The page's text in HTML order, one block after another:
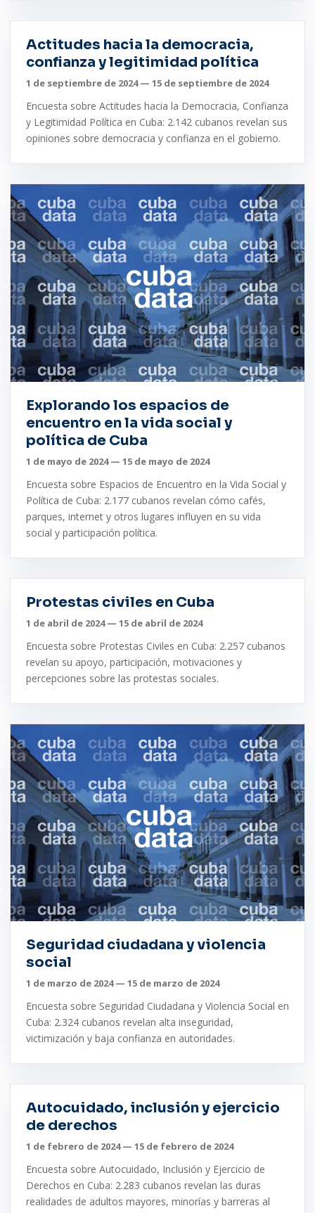
Actitudes hacia la democracia,
confianza y legitimidad política
1 de septiembre de 2024 — 15 de septiembre de 2024
Encuesta sobre Actitudes hacia la Democracia, Confianza
y Legitimidad Política en Cuba: 2.142 cubanos revelan sus
opiniones sobre democracia y confianza en el gobierno.
Explorando los espacios de
encuentro en la vida social y
política de Cuba
1 de mayo de 2024 — 15 de mayo de 2024
Encuesta sobre Espacios de Encuentro en la Vida Social y
Política de Cuba: 2.177 cubanos revelan cómo cafés,
parques, internet y otros lugares influyen en su vida
social y participación política.
Protestas civiles en Cuba
1 de abril de 2024 — 15 de abril de 2024
Encuesta sobre Protestas Civiles en Cuba: 2.257 cubanos
revelan su apoyo, participación, motivaciones y
percepciones sobre las protestas sociales.
Seguridad ciudadana y violencia
social
1 de marzo de 2024 — 15 de marzo de 2024
Encuesta sobre Seguridad Ciudadana y Violencia Social en
Cuba: 2.324 cubanos revelan alta inseguridad,
victimización y baja confianza en autoridades.
Autocuidado, inclusión y ejercicio
de derechos
1 de febrero de 2024 — 15 de febrero de 2024
Encuesta sobre Autocuidado, Inclusión y Ejercicio de
Derechos en Cuba: 2.283 cubanos revelan las duras
realidades de adultos mayores, minorías y barreras al